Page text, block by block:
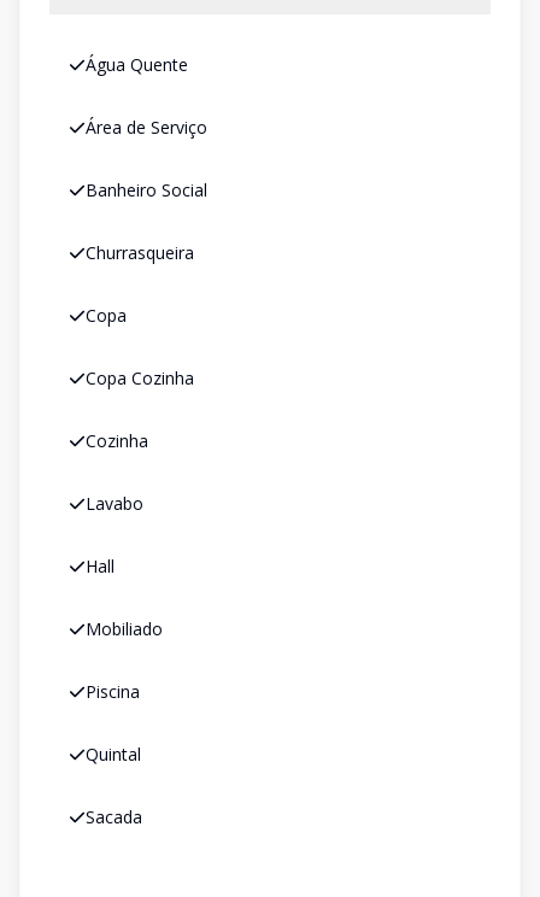
Água Quente
Área de Serviço
Banheiro Social
Churrasqueira
Copa
Copa Cozinha
Cozinha
Lavabo
Hall
Mobiliado
Piscina
Quintal
Sacada